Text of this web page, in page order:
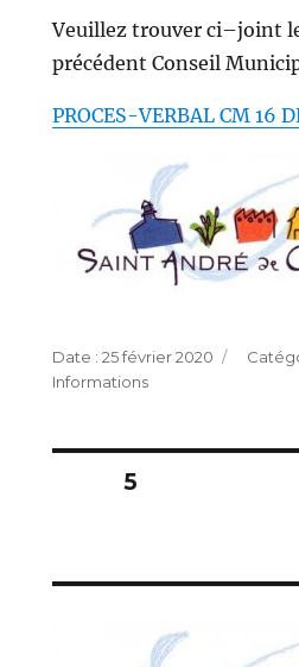
Veuillez trouver ci–joint
précédent Conseil
PROCES-VERBAL CM 16
Publié
le
25 février 2020
Informations
Pagination
publications
PAGE5